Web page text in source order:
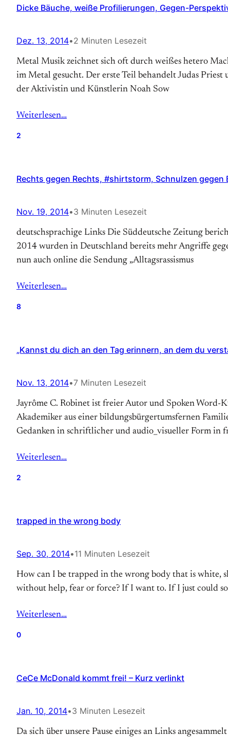
Dicke Bäuche, weiße Profilierungen, Gegen-
Dez. 13, 2014•2 Minuten Lesezeit
Metal Musik zeichnet sich oft durch weißes hetero
im Metal gesucht. Der erste Teil behandelt Judas
der Aktivistin und Künstlerin Noah Sow
Weiterlesen…
2
Rechts gegen Rechts, #shirtstorm, Schnulzen gegen
Nov. 19, 2014•3 Minuten Lesezeit
deutschsprachige Links Die Süddeutsche Zeitung
2014 wurden in Deutschland bereits mehr Angriffe
nun auch online die Sendung „Alltagsrassismus
Weiterlesen…
8
„Kannst du dich an den Tag erinnern, an dem du
Nov. 13, 2014•7 Minuten Lesezeit
Jayrôme C. Robinet ist freier Autor und Spoken
Akademiker aus einer bildungsbürgertumsfernen
Gedanken in schriftlicher und audio_visueller Form in
Weiterlesen…
2
trapped in the wrong body
Sep. 30, 2014•11 Minuten Lesezeit
How can I be trapped in the wrong body that is white,
without help, fear or force? If I want to. If I just could
Weiterlesen…
0
CeCe McDonald kommt frei! – Kurz verlinkt
Jan. 10, 2014•3 Minuten Lesezeit
Da sich über unsere Pause einiges an Links